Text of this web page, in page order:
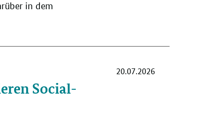
in dem
20.07.2026
Social-